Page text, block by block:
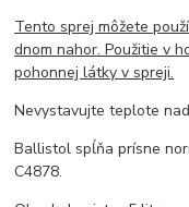
Tento sprej môžete
dnom nahor. Použitie v
pohonnej látky v spreji.
Nevystavujte teplote nad
Ballistol spĺňa prísne
C4878.